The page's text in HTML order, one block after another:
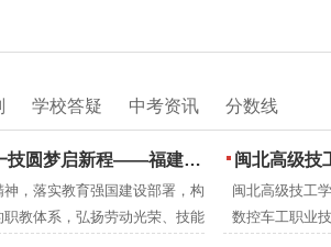
学校答疑 中考资讯 分数线
建建筑学校2026年职业教育活动周圆满落幕
，落实教育强国建设部署，构
教体系，弘扬劳动光荣、技能
闽北高级技
闽北高级技工
数控车工职业